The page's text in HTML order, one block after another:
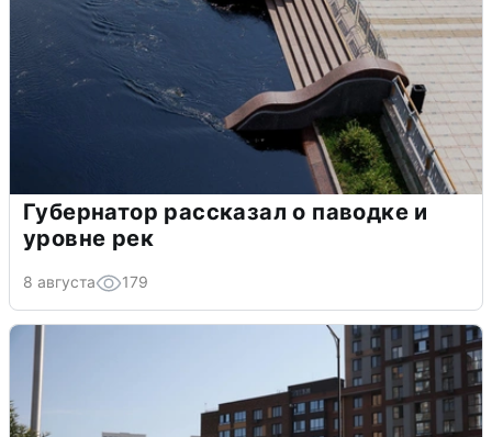
Губернатор рассказал о паводке и
уровне рек
8 августа 179